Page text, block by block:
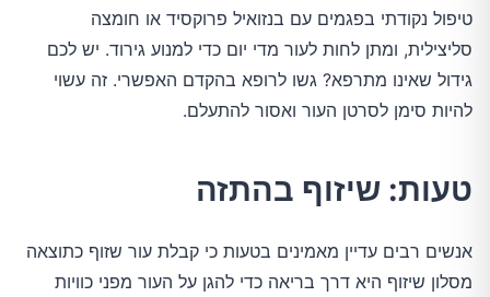
טיפול נקודתי בפגמים עם בנזואיל פרוקסיד או חומצה
סליצילית, ומתן לחות לעור מדי יום כדי למנוע גירוד. יש לכם
גידול שאינו מתרפא? גשו לרופא בהקדם האפשרי. זה עשוי
להיות סימן לסרטן העור ואסור להתעלם.
טעות: שיזוף בהתזה
אנשים רבים עדיין מאמינים בטעות כי קבלת עור שזוף כתוצאה
מסלון שיזוף היא דרך בריאה כדי להגן על העור מפני כוויות